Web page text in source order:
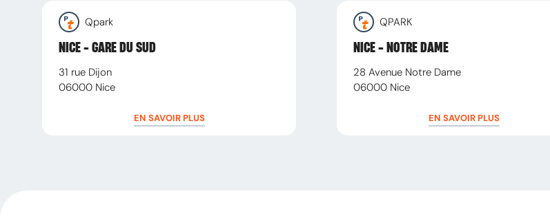
Qpark
NICE - GARE DU SUD
31 rue Dijon
06000 Nice
EN SAVOIR PLUS
QPARK
NICE - NOTRE DAME
28 Avenue Notre Dame
06000 Nice
EN SAVOIR PLUS